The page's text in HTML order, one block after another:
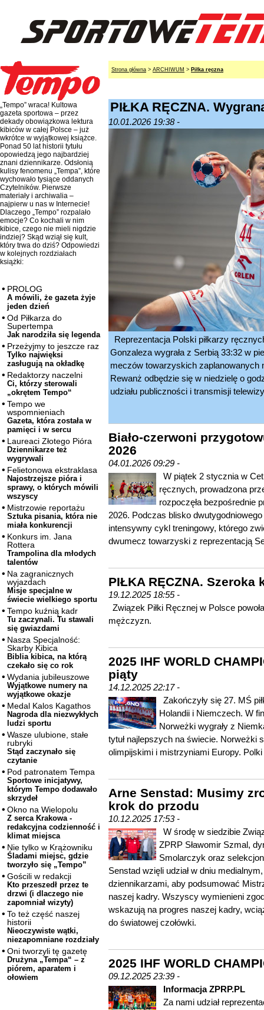
„Tempo” wraca! Kultowa
gazeta sportowa – przez
dekady obowiązkowa lektura
kibiców w całej Polsce – już
wkrótce w wyjątkowej książce.
Ponad 50 lat historii tytułu
opowiedzą jego najbardziej
znani dziennikarze. Odsłonią
kulisy fenomenu „Tempa”, które
wychowało tysiące oddanych
Czytelników. Pierwsze
materiały i archiwalia –
najpierw u nas w Internecie!
Dlaczego „Tempo” rozpalało
emocje? Co kochali w nim
kibice, czego nie mieli nigdzie
indziej? Skąd wziął się kult,
który trwa do dziś? Odpowiedzi
w kolejnych rozdziałach
książki:
PROLOG
A mówili, że gazeta żyje
jeden dzień
Od Piłkarza do
Supertempa
Jak narodziła się legenda
Przeżyjmy to jeszcze raz
Tylko najwięksi
zasługują na okładkę
Redaktorzy naczelni
Ci, którzy sterowali
„okrętem Tempo“
Tempo we
wspomnieniach
Gazeta, która została w
pamięci i w sercu
Laureaci Złotego Pióra
Dziennikarze też
wygrywali
Felietonowa ekstraklasa
Najostrzejsze pióra i
sprawy, o których mówili
wszyscy
Mistrzowie reportażu
Sztuka pisania, która nie
miała konkurencji
Konkurs im. Jana
Rottera
Trampolina dla młodych
talentów
Na zagranicznych
wyjazdach
Misje specjalne w
świecie wielkiego sportu
Tempo kuźnią kadr
Tu zaczynali. Tu stawali
się gwiazdami
Nasza Specjalność:
Skarby Kibica
Biblia kibica, na którą
czekało się co rok
Wydania jubileuszowe
Wyjątkowe numery na
wyjątkowe okazje
Medal Kalos Kagathos
Nagroda dla niezwykłych
ludzi sportu
Wasze ulubione, stałe
rubryki
Stąd zaczynało się
czytanie
Pod patronatem Tempa
Sportowe inicjatywy,
którym Tempo dodawało
skrzydeł
Okno na Wielopolu
Z serca Krakowa -
redakcyjna codzienność i
klimat miejsca
Nie tylko w Krążowniku
Śladami miejsc, gdzie
tworzyło się „Tempo”
Gościli w redakcji
Kto przeszedł przez te
drzwi (i dlaczego nie
zapomniał wizyty)
To też część naszej
historii
Nieoczywiste wątki,
niezapomniane rozdziały
Oni tworzyli tę gazetę
Drużyna „Tempa“ – z
piórem, aparatem i
ołowiem
Strona główna > ARCHIWUM > Piłka ręczna
PIŁKA RĘCZNA.
10.01.2026 19:38 -
Reprezentacja Polski piłkarzy
Gonzaleza wygrała z Serbią 33:32 w
meczów towarzyskich zaplanowanych
Rewanż odbędzie się w niedzielę o
udziału publiczności i transmisji
Biało-czerwoni
2026
04.01.2026 09:29 -
W piątek 2 stycznia w
ręcznych, prowadzona
rozpoczęła bezpośrednie
2026. Podczas blisko
intensywny cykl treningowy, którego
dwumecz towarzyski z reprezentacją
PIŁKA RĘCZNA. Szeroka
19.12.2025 18:55 -
Związek Piłki Ręcznej w Polsce
mężczyzn.
2025 IHF WORLD
piąty
14.12.2025 22:17 -
Zakończyły się 27. MŚ
Holandii i Niemczech. W
Norweżki wygrały z
tytuł najlepszych na świecie. Norweżki
olimpijskimi i mistrzyniami Europy. Polki
Arne Senstad: Musimy
krok do przodu
10.12.2025 17:53 -
W środę w siedzibie
ZPRP Sławomir Szmal,
Smolarczyk oraz
Senstad wzięli udział w dniu
dziennikarzami, aby podsumować
naszej kadry. Wszyscy wymienieni
wskazują na progres naszej kadry,
do światowej czołówki.
2025 IHF WORLD
09.12.2025 23:39 -
Informacja ZPRP.PL
Za nami udział